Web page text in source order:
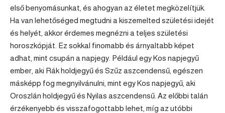
első benyomásunkat, és ahogyan az életet megközelítjük.
Ha van lehetőséged megtudni a kiszemelted születési idejét
és helyét, akkor érdemes megnézni a teljes születési
horoszkópját. Ez sokkal finomabb és árnyaltabb képet
adhat, mint csupán a napjegy. Például egy Kos napjegyű
ember, aki Rák holdjegyű és Szűz aszcendensű, egészen
másképp fog megnyilvánulni, mint egy Kos napjegyű, aki
Oroszlán holdjegyű és Nyilas aszcendensű. Az előbbi talán
érzékenyebb és visszafogottabb lehet, míg az utóbbi